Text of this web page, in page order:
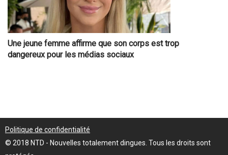
Une jeune femme affirme que son corps est trop
dangereux pour les médias sociaux
Politique de confidentialité
© 2018 NTD - Nouvelles totalement dingues. Tous les droits sont